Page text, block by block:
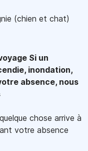
(chien et chat)
Si un
inondation,
absence, nous
chose arrive à
votre absence